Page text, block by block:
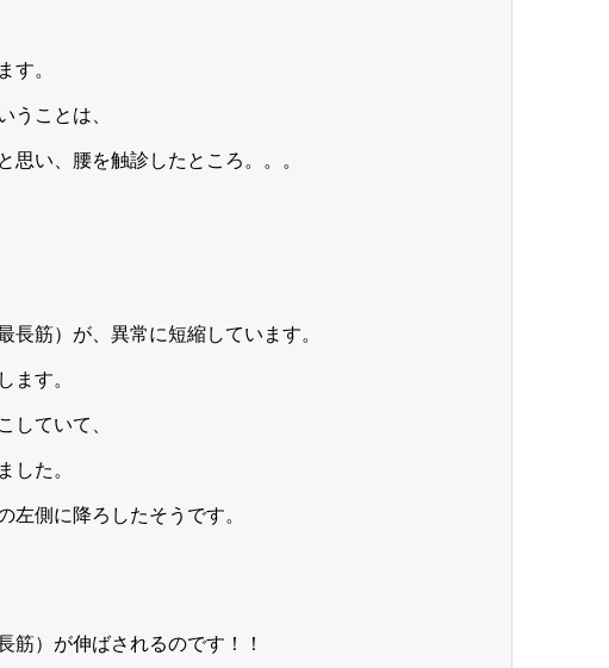
す。
うことは、
思い、腰を触診したところ。。。
筋）が、異常に短縮しています。
ます。
していて、
した。
左側に降ろしたそうです。
筋）が伸ばされるのです！！